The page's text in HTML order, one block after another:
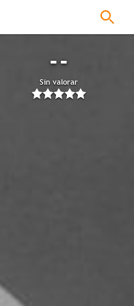
--
Sin valorar